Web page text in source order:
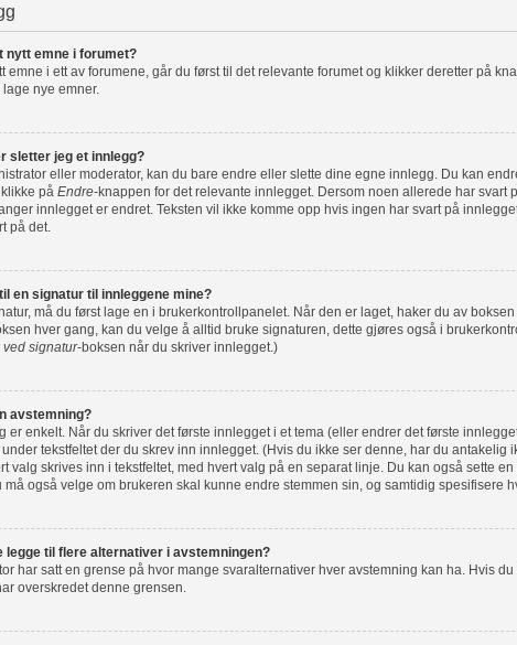
nytt emne i forumet?
emne i ett av forumene, går du først til det relevante forumet og klikker deretter på
nye emner.
sletter jeg et innlegg?
eller moderator, kan du bare endre eller slette dine egne innlegg. Du kan
på Endre-knappen for det relevante innlegget. Dersom noen allerede har
innlegget er endret. Teksten vil ikke komme opp hvis ingen har svart på
på det.
en signatur til innleggene mine?
må du først lage en i brukerkontrollpanelet. Når den er laget, haker du av
hver gang, kan du velge å alltid bruke signaturen, dette gjøres også i
ved signatur-boksen når du skriver innlegget.)
avstemning?
er enkelt. Når du skriver det første innlegget i et tema (eller endrer det første
tekstfeltet der du skrev inn innlegget. (Hvis du ikke ser denne, har du antakelig
valg skrives inn i tekstfeltet, med hvert valg på en separat linje. Du kan også sette
må også velge om brukeren skal kunne endre stemmen sin, og samtidig spesifisere
legge til flere alternativer i avstemningen?
har satt en grense på hvor mange svaralternativer hver avstemning kan ha. Hvis
overskredet denne grensen.